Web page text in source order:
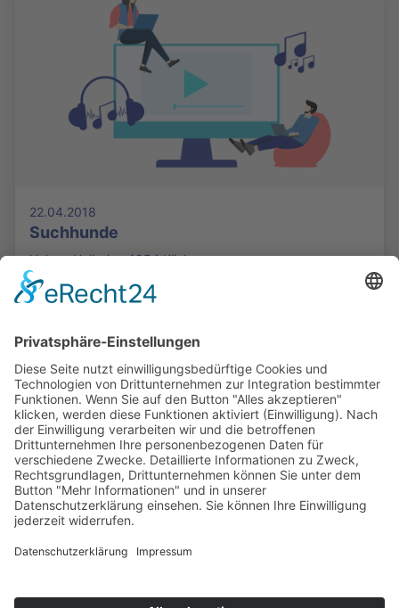
22.04.2018
Suchhunde
Helena Holbein - 1954 Klicks
Podcasts, Themen und Informationen.
Entdecken Sie unser Forum für Medien, Bildung
und Demokratie - jederzeit und überall
verfügbar.
Mehr erfahren
COOKIE-EINSTELLUNGEN